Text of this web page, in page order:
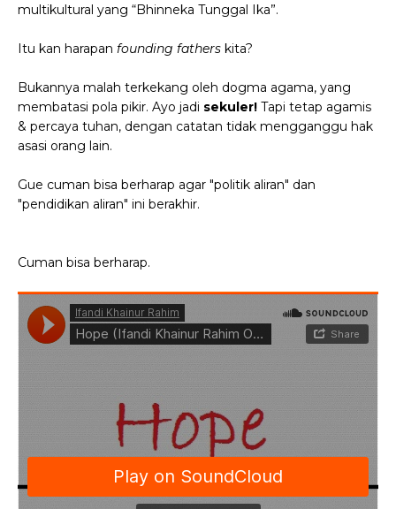
multikultural yang “Bhinneka Tunggal Ika”.
Itu kan harapan founding fathers kita?
Bukannya malah terkekang oleh dogma agama, yang
membatasi pola pikir. Ayo jadi sekuler! Tapi tetap agamis
& percaya tuhan, dengan catatan tidak mengganggu hak
asasi orang lain.
Gue cuman bisa berharap agar "politik aliran" dan
"pendidikan aliran" ini berakhir.
Cuman bisa berharap.